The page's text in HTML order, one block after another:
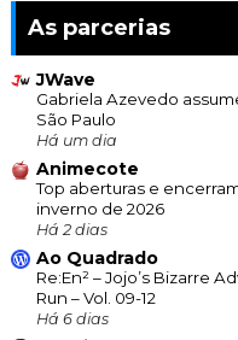
As parcerias
JWave
Gabriela Azevedo
São Paulo
Há um dia
Animecote
Top aberturas e
inverno de 2026
Há 2 dias
Ao Quadrado
Re:En² – Jojo’s Bizarre
Run – Vol. 09-12
Há 6 dias